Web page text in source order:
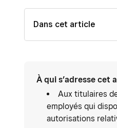
Dans cet article
À qui s’adresse cet
Aux titulaires
employés qui
autorisations